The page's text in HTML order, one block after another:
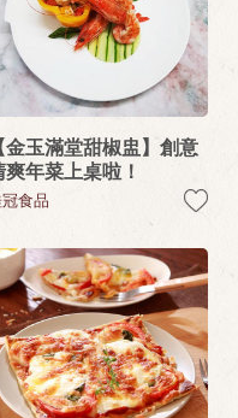
【金玉滿堂甜椒盅】創意
爽年菜上桌啦！
食品